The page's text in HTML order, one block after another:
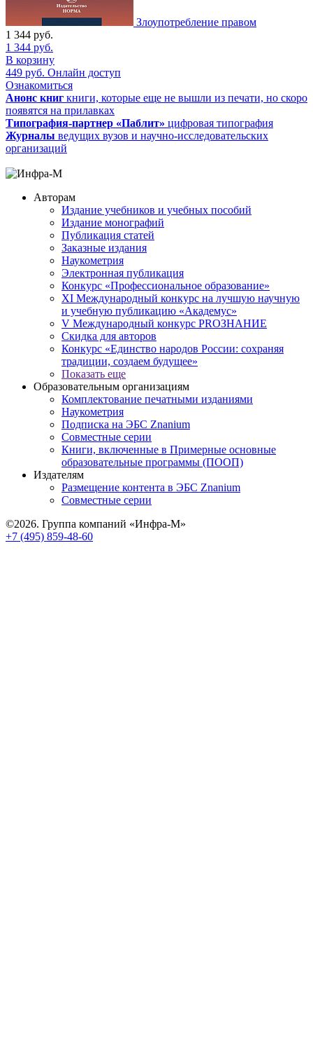
Злоупотребление правом
1 344 руб.
1 344 руб.
В корзину
449 руб. Онлайн доступ
Ознакомиться
Анонс книг книги, которые еще не вышли из печати, но скоро
появятся на прилавках
Типография-партнер «Паблит» цифровая типография
Журналы ведущих вузов и научно-исследовательских
организаций
Авторам
Издание учебников и учебных пособий
Издание монографий
Публикация статей
Заказные издания
Наукометрия
Электронная публикация
Конкурс «Профессиональное образование»
XI Международный конкурс на лучшую научную
и учебную публикацию «Академус»
V Международный конкурс PROЗНАНИЕ
Скидка для авторов
Конкурс «Единство народов России: сохраняя
традиции, создаем будущее»
Показать еще
Образовательным организациям
Комплектование печатными изданиями
Наукометрия
Подписка на ЭБС Znanium
Совместные серии
Книги, включенные в Примерные основные
образовательные программы (ПООП)
Издателям
Размещение контента в ЭБС Znanium
Совместные серии
©2026. Группа компаний «Инфра-М»
+7 (495) 859-48-60